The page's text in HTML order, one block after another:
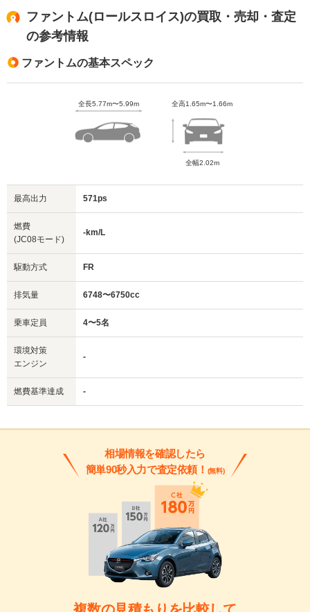
ファントム(ロールスロイス)の買取・売却・査定
の参考情報
ファントムの基本スペック
全長5.77m〜5.99m 全高1.65m〜1.66m
全幅2.02m
最高出力 571ps
燃費
(JC08モード)
-km/L
駆動方式 FR
排気量 6748〜6750cc
乗車定員 4〜5名
環境対策
エンジン
-
燃費基準達成 -
相場情報を確認したら
簡単90秒入力で査定依頼！ (無料)